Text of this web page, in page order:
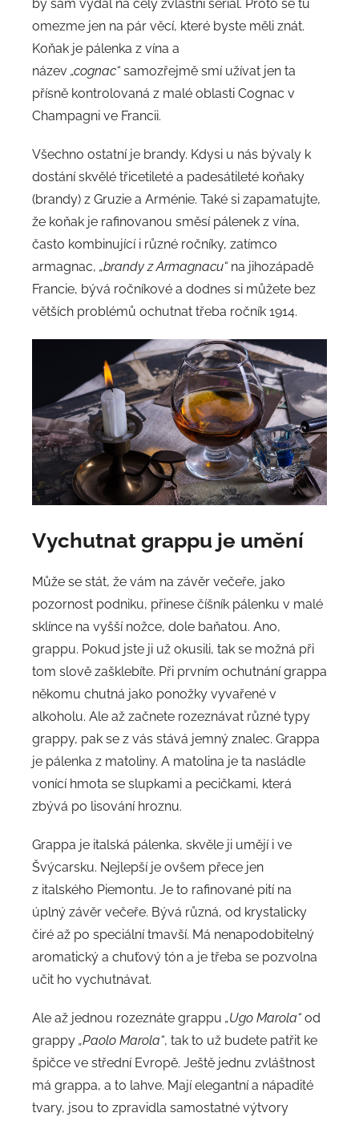
by sám vydal na celý zvláštní seriál. Proto se tu
omezme jen na pár věcí, které byste měli znát.
Koňak je pálenka z vína a
název „cognac“ samozřejmě smí užívat jen ta
přísně kontrolovaná z malé oblasti Cognac v
Champagni ve Francii.
Všechno ostatní je brandy. Kdysi u nás bývaly k
dostání skvělé třicetileté a padesátileté koňaky
(brandy) z Gruzie a Arménie. Také si zapamatujte,
že koňak je rafinovanou směsí pálenek z vína,
často kombinující i různé ročníky, zatímco
armagnac, „brandy z Armagnacu“ na jihozápadě
Francie, bývá ročníkové a dodnes si můžete bez
větších problémů ochutnat třeba ročník 1914.
Vychutnat grappu je umění
Může se stát, že vám na závěr večeře, jako
pozornost podniku, přinese číšník pálenku v malé
sklínce na vyšší nožce, dole baňatou. Ano,
grappu. Pokud jste ji už okusili, tak se možná při
tom slově zašklebíte. Při prvním ochutnání grappa
někomu chutná jako ponožky vyvařené v
alkoholu. Ale až začnete rozeznávat různé typy
grappy, pak se z vás stává jemný znalec. Grappa
je pálenka z matoliny. A matolina je ta nasládle
vonící hmota se slupkami a pecičkami, která
zbývá po lisování hroznu.
Grappa je italská pálenka, skvěle ji umějí i ve
Švýcarsku. Nejlepší je ovšem přece jen
z italského Piemontu. Je to rafinované pití na
úplný závěr večeře. Bývá různá, od krystalicky
čiré až po speciální tmavší. Má nenapodobitelný
aromatický a chuťový tón a je třeba se pozvolna
učit ho vychutnávat.
Ale až jednou rozeznáte grappu „Ugo Marola“ od
grappy „Paolo Marola“, tak to už budete patřit ke
špičce ve střední Evropě. Ještě jednu zvláštnost
má grappa, a to lahve. Mají elegantní a nápadité
tvary, jsou to zpravidla samostatné výtvory